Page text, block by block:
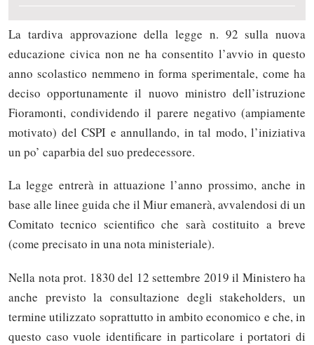
La tardiva approvazione della legge n. 92 sulla nuova
educazione civica non ne ha consentito l’avvio in questo
anno scolastico nemmeno in forma sperimentale, come ha
deciso opportunamente il nuovo ministro dell’istruzione
Fioramonti, condividendo il parere negativo (ampiamente
motivato) del CSPI e annullando, in tal modo, l’iniziativa
un po’ caparbia del suo predecessore.
La legge entrerà in attuazione l’anno prossimo, anche in
base alle linee guida che il Miur emanerà, avvalendosi di un
Comitato tecnico scientifico che sarà costituito a breve
(come precisato in una nota ministeriale).
Nella nota prot. 1830 del 12 settembre 2019 il Ministero ha
anche previsto la consultazione degli stakeholders, un
termine utilizzato soprattutto in ambito economico e che, in
questo caso vuole identificare in particolare i portatori di